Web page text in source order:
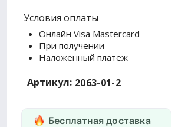
Условия оплаты
Онлайн Visa Mastercard
При получении
Наложенный платеж
Артикул: 2063-01-2
Бесплатная доставка